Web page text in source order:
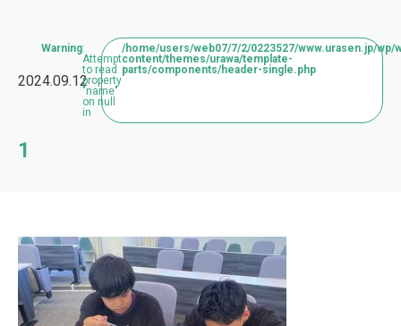
2024.09.12
Warning:
Attempt
to read
property
"name"
on null
in
/home/users/web07/7/2/0223527/www.urasen.jp/wp/
content/themes/urawa/template-
parts/components/header-single.php
1